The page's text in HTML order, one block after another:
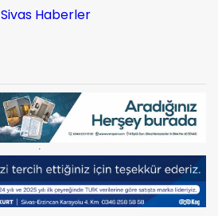
Sivas Haberler